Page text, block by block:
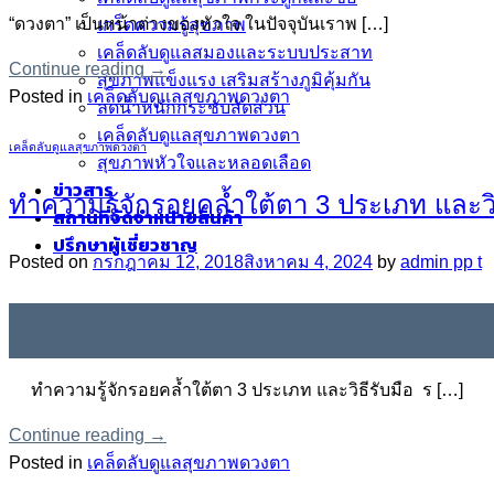
เกร็ดความรู้สุขภาพ
เคล็ดลับดูแลสมองและระบบประสาท
สุขภาพแข็งแรง เสริมสร้างภูมิคุ้มกัน
ลดน้ำหนักกระชับสัดส่วน
เคล็ดลับดูแลสุขภาพดวงตา
สุขภาพหัวใจและหลอดเลือด
ข่าวสาร
สถานที่จัดจำหน่ายสินค้า
ปรึกษาผู้เชี่ยวชาญ
“ดวงตา” เป็นหน้าต่างของหัวใจ ในปัจจุบันเราพ […]
Continue reading →
Posted in เคล็ดลับดูแลสุขภาพดวงตา
เคล็ดลับดูแลสุขภาพดวงตา
ทำความรู้จักรอยคล้ำใต้ตา 3 ประเภท และ
Posted on กรกฎาคม 12, 2018สิงหาคม 4, 2024 by admin pp t
ทำความรู้จักรอยคล้ำใต้ตา 3 ประเภท และวิธีรับมือ ร […]
Continue reading →
Posted in เคล็ดลับดูแลสุขภาพดวงตา